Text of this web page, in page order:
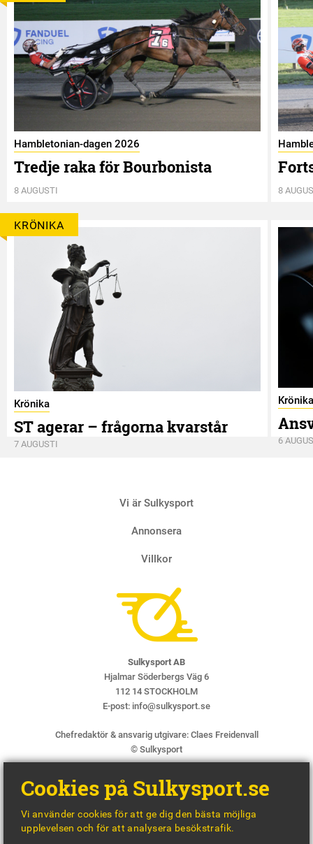
Hambletonian-dagen 2026
Tredje raka för Bourbonista
8 AUGUSTI 8
KRÖNIKA
Krönika
ST agerar – frågorna kvarstår
7 AUGUSTI
Krönika
6
Vi är Sulkysport
Annonsera
Villkor
Sulkysport AB
Hjalmar Söderbergs Väg 6
112 14 STOCKHOLM
E-post: info@sulkysport.se
Chefredaktör & ansvarig utgivare: Claes Freidenvall
© Sulkysport
BY
Cookies på Sulkysport.se
Vi använder cookies för att ge dig den bästa möjliga
upplevelsen och för att analysera besökstrafik.